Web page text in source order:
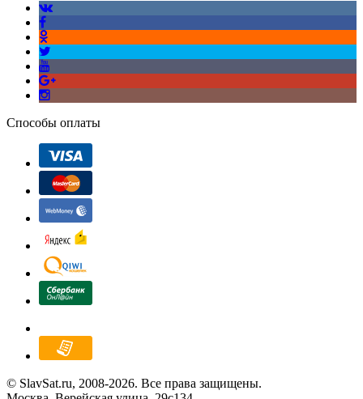
Способы оплаты
© SlavSat.ru, 2008-2026. Все права защищены.